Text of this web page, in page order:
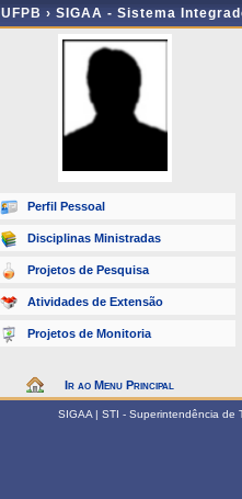
UFPB › SIGAA - Sistema
Perfil Pessoal
Disciplinas Ministradas
Projetos de Pesquisa
Atividades de Extensão
Projetos de Monitoria
Ir ao Menu Principal
SIGAA | STI - Superintendência de